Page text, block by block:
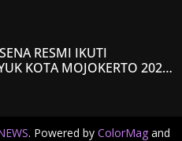
RESMI IKUTI
KOTA MOJOKERTO 2026,
Y008
. Powered by ColorMag and